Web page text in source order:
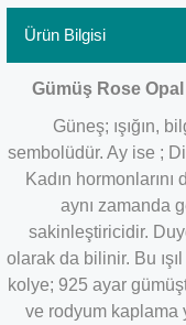
Ürün Bilgisi
Gümüş Rose Opal
Güneş; ışığın,
sembolüdür. Ay ise ;
Kadın
aynı zamanda
sakinleştiricidir.
olarak da bilinir. Bu
kolye; 925 ayar
ve rodyum kaplama